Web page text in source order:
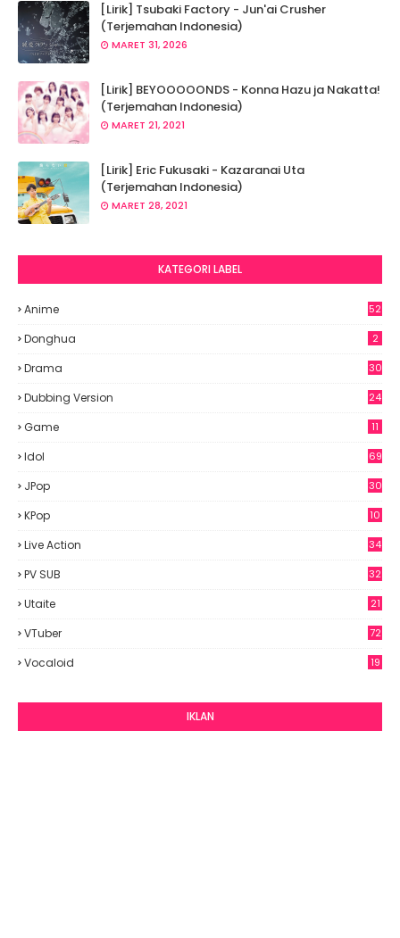
[Lirik] Tsubaki Factory - Jun'ai Crusher
(Terjemahan Indonesia)
MARET 31, 2026
[Lirik] BEYOOOOONDS - Konna Hazu ja Nakatta!
(Terjemahan Indonesia)
MARET 21, 2021
[Lirik] Eric Fukusaki - Kazaranai Uta
(Terjemahan Indonesia)
MARET 28, 2021
KATEGORI LABEL
Anime
52
Donghua 2
Drama 30
Dubbing Version 24
Game 11
Idol
69
JPop
30
KPop
10
Live Action 34
PV SUB 32
Utaite 21
VTuber 72
Vocaloid 19
IKLAN